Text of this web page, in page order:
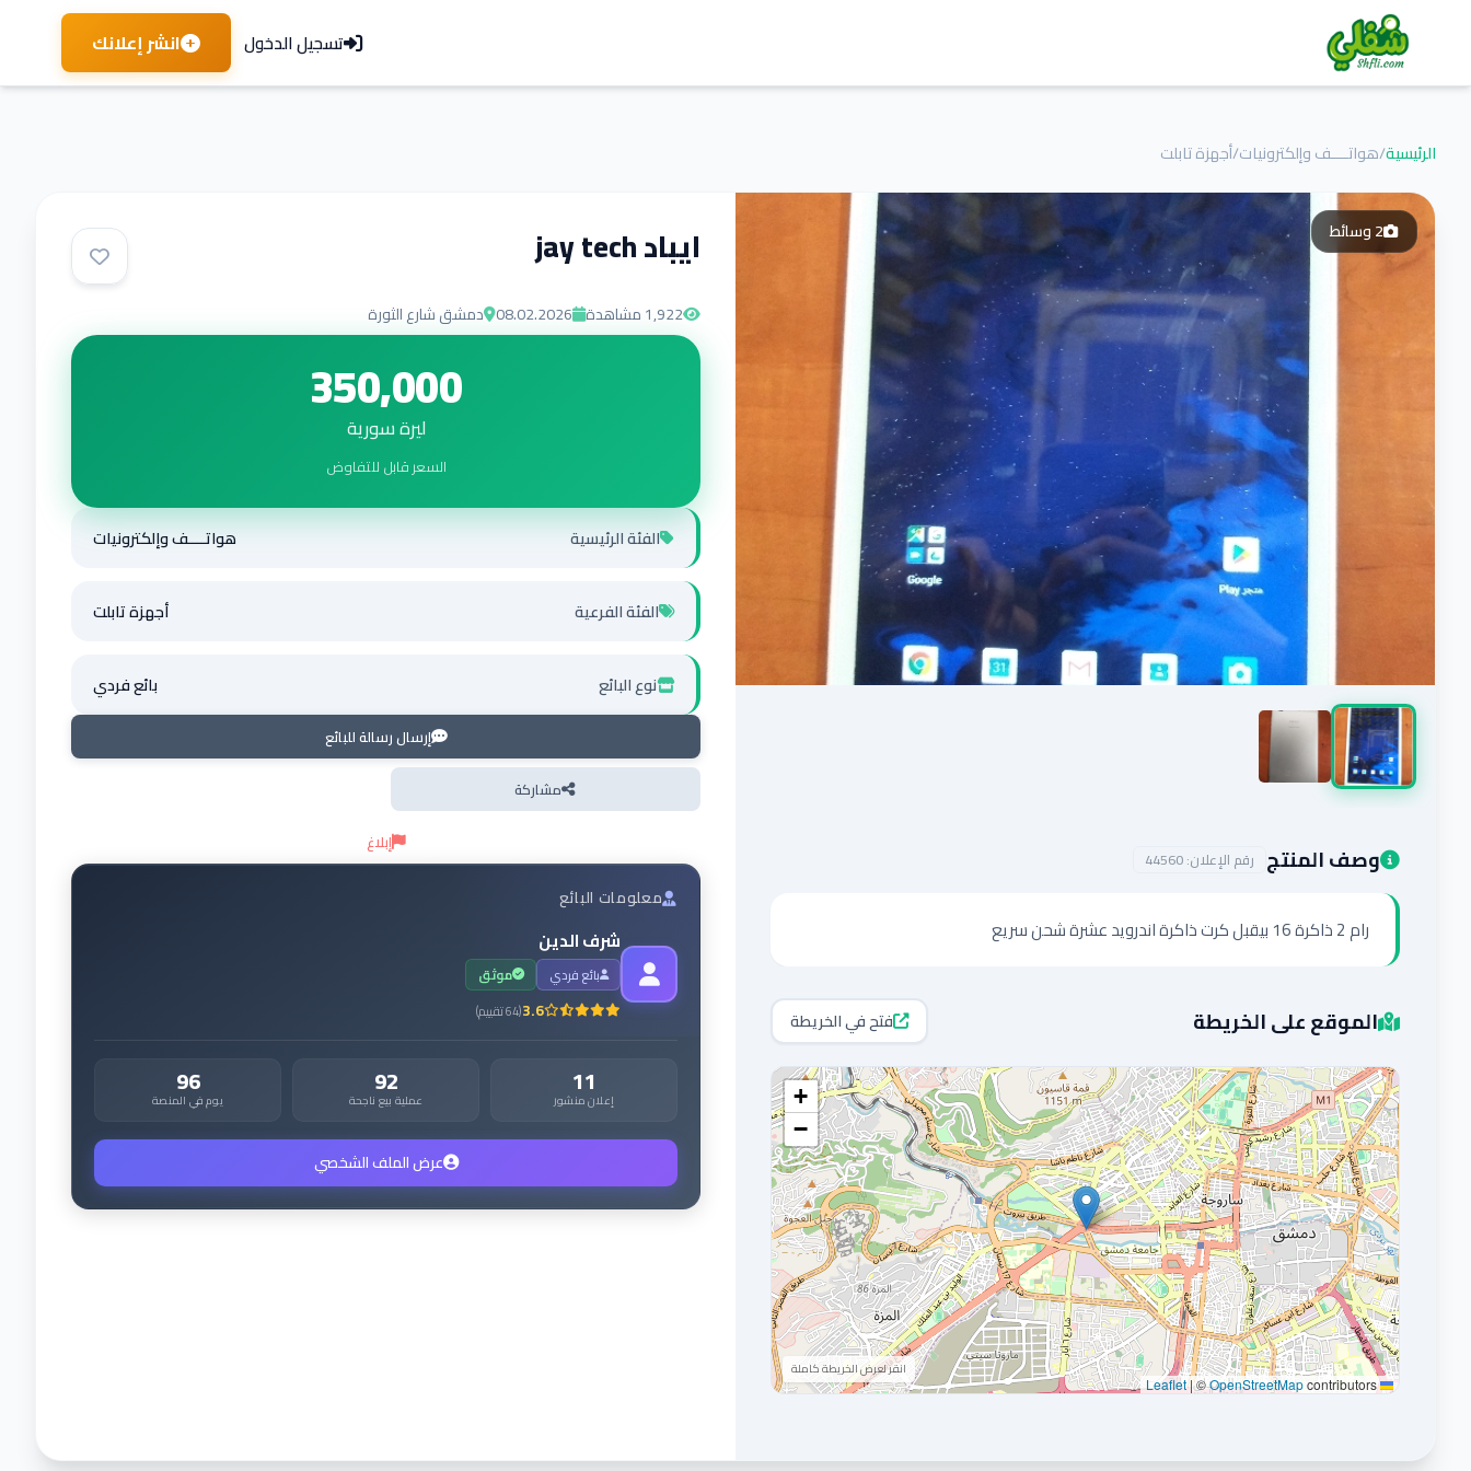
تسجيل الدخول انشر إعلانك
الرئيسية/هواتــــف وإلكترونيات/أجهزة تابلت
2وسائط
وصف المنتج رقم الإعلان:44560
رام 2 ذاكرة 16 بيقبل كرت ذاكرة اندرويد عشرة شحن سريع
الموقع على الخريطة فتح في الخريطة
+
−
Leaflet
|©OpenStreetMapcontributors
انقر لعرض الخريطة كاملة
ايباد jay tech
1,922مشاهدة 08.02.2026 دمشق شارع الثورة
350,000
ليرة سورية
السعر قابل للتفاوض
الفئة الرئيسية هواتــــف وإلكترونيات
الفئة الفرعية أجهزة تابلت
نوع البائع بائع فردي
إرسال رسالة للبائع
مشاركة
إبلاغ
معلومات البائع
شرف الدين
بائع فردي موثق
3.6
(
64تقييم)
11
إعلان منشور 92
عملية بيع ناجحة 96
يوم في المنصة
عرض الملف الشخصي